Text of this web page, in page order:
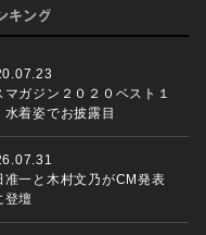
マガジン２０２０ベスト１
着姿でお披露目
准一と木村文乃がCM発表
登壇